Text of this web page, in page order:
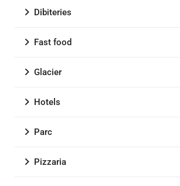
Dibiteries
Fast food
Glacier
Hotels
Parc
Pizzaria